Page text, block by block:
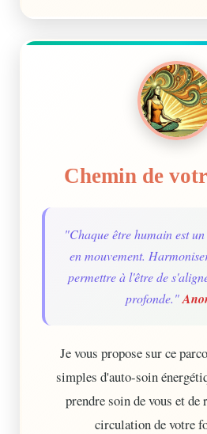
Chemin de
"Chaque être humain est
en mouvement.
permettre à l'être de
profonde."
Je vous propose sur ce
simples d'auto-soin
prendre soin de vous et
circulation de votre